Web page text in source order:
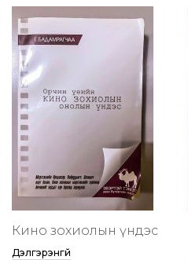
Кино зохиолын үндэс
Дэлгэрэнгүй